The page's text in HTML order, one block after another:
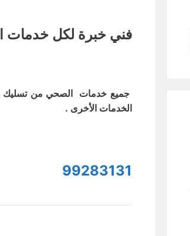
فني خبرة لكل خدمات
جميع خدمات الصحي من تسليك
الخدمات الأخرى .
99283131